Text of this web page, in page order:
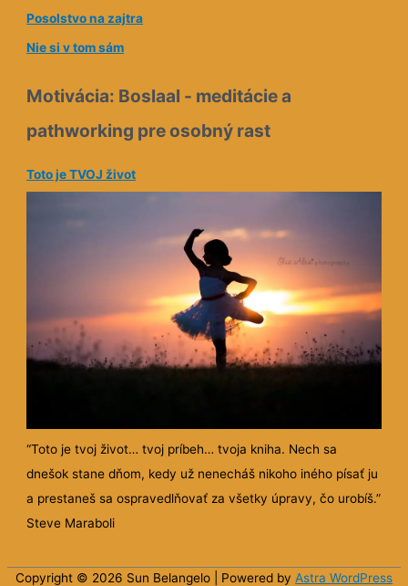
Posolstvo na zajtra
Nie si v tom sám
Motivácia: Boslaal - meditácie a
pathworking pre osobný rast
Toto je TVOJ život
“Toto je tvoj život… tvoj príbeh… tvoja kniha. Nech sa
dnešok stane dňom, kedy už nenecháš nikoho iného písať ju
a prestaneš sa ospravedlňovať za všetky úpravy, čo urobíš.”
Steve Maraboli
Copyright © 2026 Sun Belangelo | Powered by Astra WordPress